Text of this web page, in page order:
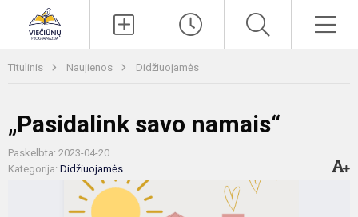
Titulinis Naujienos Didžiuojamės
„Pasidalink savo namais“
Paskelbta: 2023-04-20
Kategorija: Didžiuojamės